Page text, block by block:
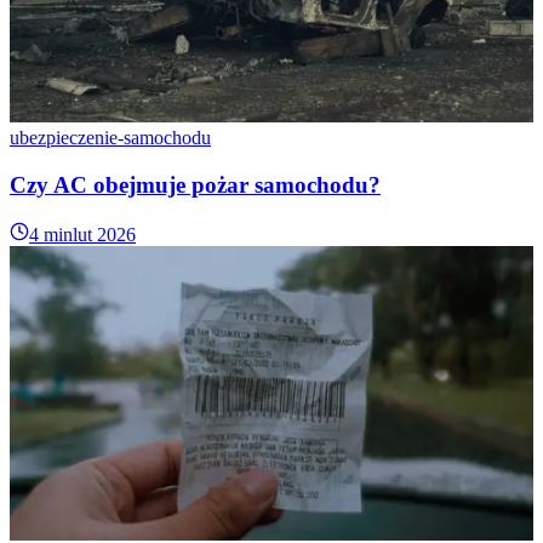
procedura. Na szczęście tutaj z pomocą może przyjśćubezpieczenie
opon. Zasady tej polisy są bardzo proste. Jeśli jedna z opon ulegnie
przebiciu podczas jazdy, asekurator zagwarantuje kierowcy pomoc
specjalistów. Na miejsce przybędzie wtedy specjalna ekipa, która
wymieni przebitą oponę. Dzięki temu kierowca może zaoszczędzić
wiele czasu i energii.
Ubezpieczenie z gwarancją pojazdu
zastępczego
Dla wielu osób samochód stanowi narzędzie codziennej pracy.
Dlatego nagła awaria i konieczność naprawy pojazdu staje się
wówczas sporym problemem. Co można zrobić, aby uchronić się
przed taką ewentualnością? Dobrym rozwiązaniem będzie zakup
ubezpieczenia z gwarancją udostępnienia samochodu zastępczego
na czas trwania naprawy. Co prawda, taka polisa zazwyczaj nie jest
dostępna w formie indywidualnego świadczenia. Oznacza to, że
należy ją zakupić jako rozszerzenie innego ubezpieczenia
komunikacyjnego.
Ubezpieczenie bagażu
Jeżeli ktoś wybiera się na wakacje lub wyjazd służbowy własnym
ubezpieczenie-samochodu
Czy AC obejmuje pożar samochodu?
4 minlut 2026